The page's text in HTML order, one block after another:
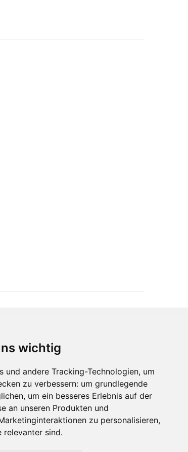
wichtig
und andere Tracking-Technologien, um
zu verbessern: um grundlegende
, um ein besseres Erlebnis auf der
an unseren Produkten und
zu personalisieren,
relevanter sind.
Newsletter
Sie regelmäßig Neuigkeiten und
zu Themen rund um die